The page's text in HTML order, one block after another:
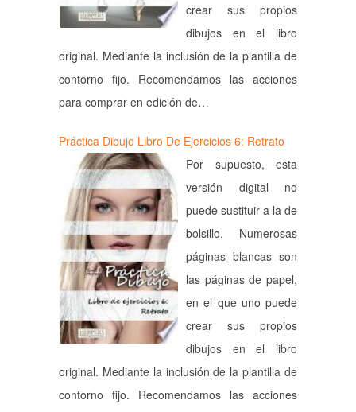
crear sus propios
dibujos en el libro
original. Mediante la inclusión de la plantilla de
contorno fijo. Recomendamos las acciones
para comprar en edición de…
Práctica Dibujo Libro De Ejercicios 6: Retrato
Por supuesto, esta
versión digital no
puede sustituir a la de
bolsillo. Numerosas
páginas blancas son
las páginas de papel,
en el que uno puede
crear sus propios
dibujos en el libro
original. Mediante la inclusión de la plantilla de
contorno fijo. Recomendamos las acciones